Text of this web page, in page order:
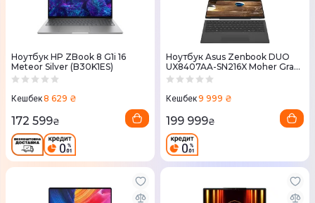
Ноутбук HP ZBook 8 G1i 16
Meteor Silver (B30K1ES)
Кешбек8 629 ₴
172 599₴
Ноутбук Asus Zenbook DUO
UX8407AA-SN216X Moher Gray
(90NB16V1-M00A4)
Кешбек9 999 ₴
199 999₴